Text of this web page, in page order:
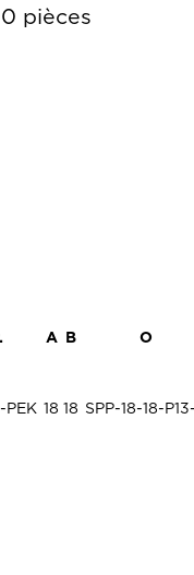
pièces
A B O
PEK 18 18 SPP-18-18-